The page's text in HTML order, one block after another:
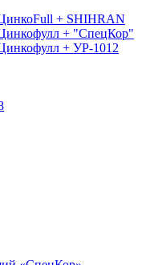
+ SHIHRAN
+ "СпецКор"
+ УР-1012